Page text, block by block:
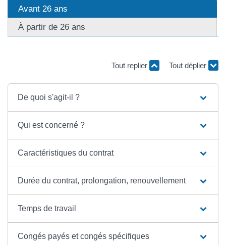
Avant 26 ans
À partir de 26 ans
Tout replier Tout déplier
De quoi s'agit-il ?
Qui est concerné ?
Caractéristiques du contrat
Durée du contrat, prolongation, renouvellement
Temps de travail
Congés payés et congés spécifiques